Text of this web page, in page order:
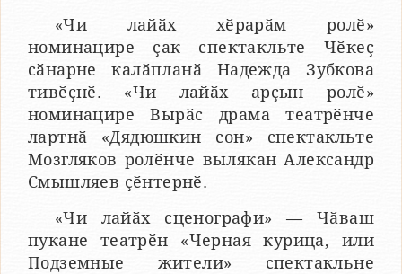
«Чи лайӑх хӗрарӑм ролӗ»
номинацире ҫак спектакльте Чӗкеҫ
сӑнарне калӑпланӑ Надежда Зубкова
тивӗҫнӗ. «Чи лайӑх арҫын ролӗ»
номинацире Вырӑс драма театрӗнче
лартнӑ «Дядюшкин сон» спектакльте
Мозгляков ролӗнче вылякан Александр
Смышляев ҫӗнтернӗ.
«Чи лайӑх сценографи» — Чӑваш
пукане театрӗн «Черная курица, или
Подземные жители» спектакльне